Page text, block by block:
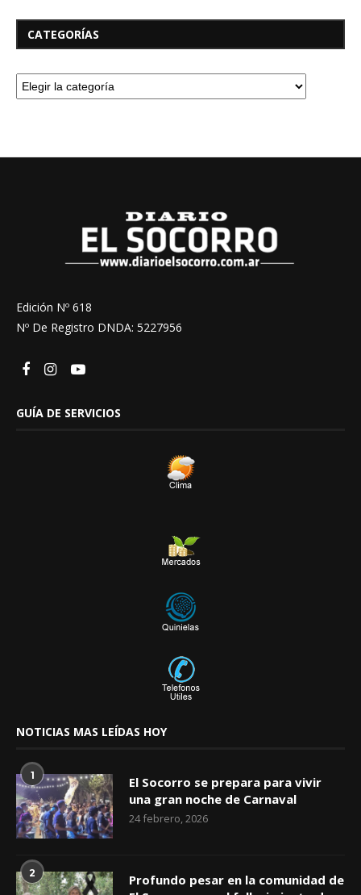
CATEGORÍAS
Edición Nº 618
Nº De Registro DNDA: 5227956
GUÍA DE SERVICIOS
NOTICIAS MAS LEÍDAS HOY
1
El Socorro se prepara para vivir
una gran noche de Carnaval
24 febrero, 2026
2
Profundo pesar en la comunidad de